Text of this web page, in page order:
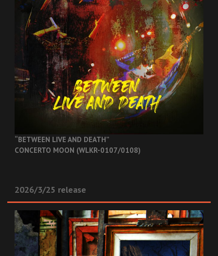
“BETWEEN LIVE AND DEATH”
CONCERTO MOON (WLKR-0107/0108)
2026/3/25 release